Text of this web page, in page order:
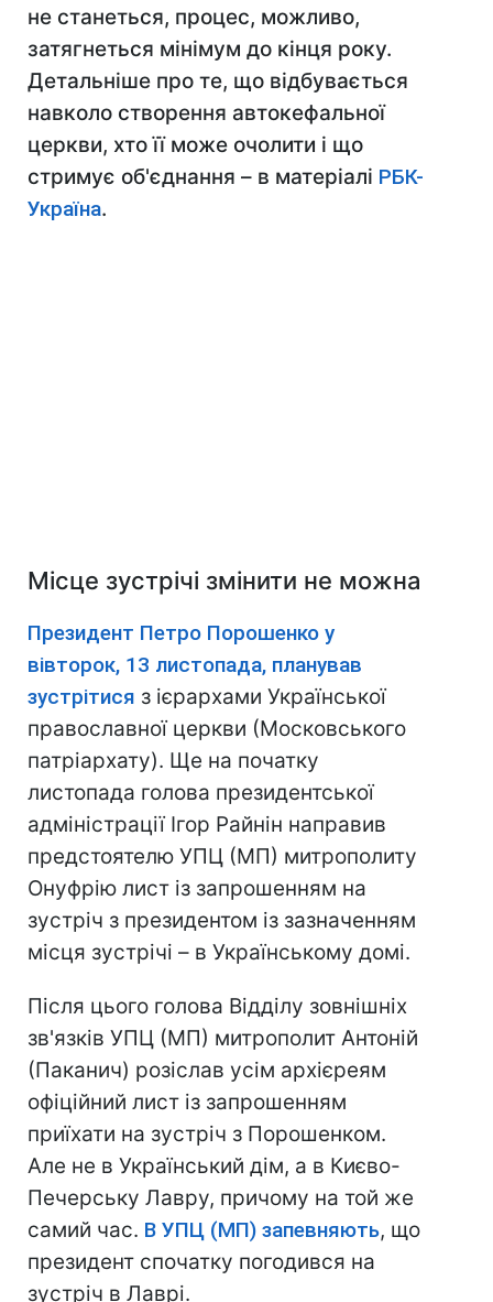
не станеться, процес, можливо,
затягнеться мінімум до кінця року.
Детальніше про те, що відбувається
навколо створення автокефальної
церкви, хто її може очолити і що
стримує об'єднання – в матеріалі РБК-
Україна.
Місце зустрічі змінити не можна
Президент Петро Порошенко у
вівторок, 13 листопада, планував
зустрітися з ієрархами Української
православної церкви (Московського
патріархату). Ще на початку
листопада голова президентської
адміністрації Ігор Райнін направив
предстоятелю УПЦ (МП) митрополиту
Онуфрію лист із запрошенням на
зустріч з президентом із зазначенням
місця зустрічі – в Українському домі.
Після цього голова Відділу зовнішніх
зв'язків УПЦ (МП) митрополит Антоній
(Паканич) розіслав усім архієреям
офіційний лист із запрошенням
приїхати на зустріч з Порошенком.
Але не в Український дім, а в Києво-
Печерську Лавру, причому на той же
самий час. В УПЦ (МП) запевняють, що
президент спочатку погодився на
зустріч в Лаврі.